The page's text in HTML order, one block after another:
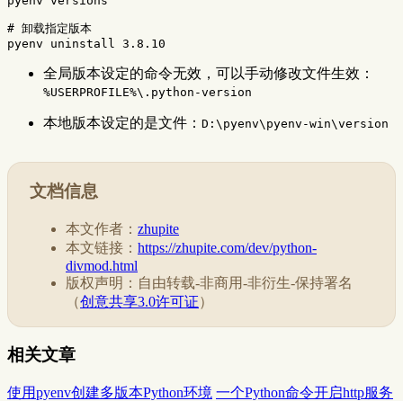
# 卸载指定版本
全局版本设定的命令无效，可以手动修改文件生效：
%USERPROFILE%\.python-version
本地版本设定的是文件： D:\pyenv\pyenv-win\version
文档信息
本文作者： zhupite
本文链接： https://zhupite.com/dev/python-
divmod.html
版权声明：自由转载-非商用-非衍生-保持署名
（创意共享3.0许可证）
相关文章
使用pyenv创建多版本Python环境 一个Python命令开启http服务